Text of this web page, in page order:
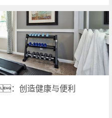
：创造健康与便利